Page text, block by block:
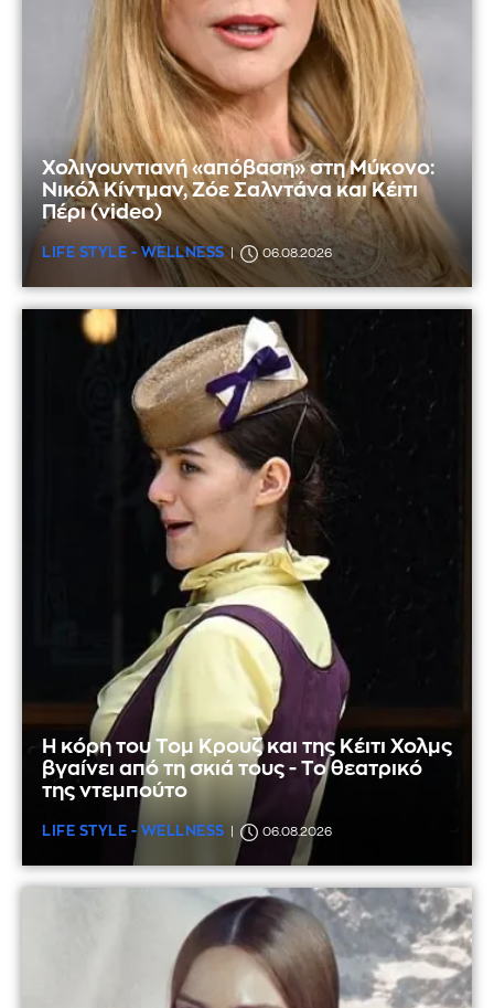
Χολιγουντιανή «απόβαση» στη Μύκονο:
Νικόλ Κίντμαν, Ζόε Σαλντάνα και Κέιτι
Πέρι (video)
LIFE STYLE - WELLNESS 06.08.2026
Η κόρη του Τομ Κρουζ και της Κέιτι Χολμς
βγαίνει από τη σκιά τους - Το θεατρικό
της ντεμπούτο
LIFE STYLE - WELLNESS 06.08.2026